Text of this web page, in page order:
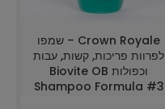
Crown Royale – שמפו
לפרוות פריכות, קשות, עבות
וכפולות Biovite OB
Shampoo Formula #3